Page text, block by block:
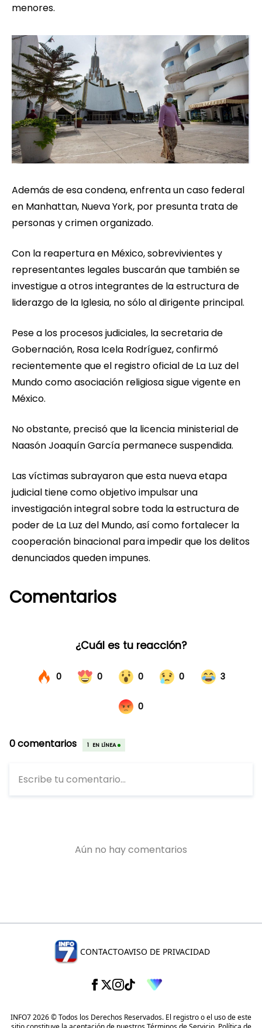
menores.
Además de esa condena, enfrenta un caso federal
en Manhattan, Nueva York, por presunta trata de
personas y crimen organizado.
Con la reapertura en México, sobrevivientes y
representantes legales buscarán que también se
investigue a otros integrantes de la estructura de
liderazgo de la Iglesia, no sólo al dirigente principal.
Pese a los procesos judiciales, la secretaria de
Gobernación, Rosa Icela Rodríguez, confirmó
recientemente que el registro oficial de La Luz del
Mundo como asociación religiosa sigue vigente en
México.
No obstante, precisó que la licencia ministerial de
Naasón Joaquín García permanece suspendida.
Las víctimas subrayaron que esta nueva etapa
judicial tiene como objetivo impulsar una
investigación integral sobre toda la estructura de
poder de La Luz del Mundo, así como fortalecer la
cooperación binacional para impedir que los delitos
denunciados queden impunes.
Comentarios
CONTACTOAVISO DE PRIVACIDAD
INFO7 2026 © Todos los Derechos Reservados. El registro o el uso de este